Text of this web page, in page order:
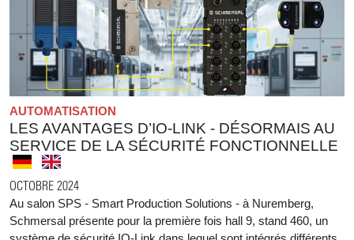
AUTOMATISATION
LES AVANTAGES D’IO-LINK - DÉSORMAIS AU
SERVICE DE LA SÉCURITÉ FONCTIONNELLE
OCTOBRE 2024
Au salon SPS - Smart Production Solutions - à Nuremberg,
Schmersal présente pour la première fois hall 9, stand 460, un